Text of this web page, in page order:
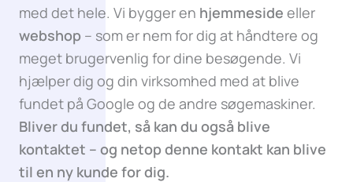
med det hele. Vi bygger en hjemmeside eller
webshop – som er nem for dig at håndtere og
meget brugervenlig for dine besøgende. Vi
hjælper dig og din virksomhed med at blive
fundet på Google og de andre søgemaskiner.
Bliver du fundet, så kan du også blive
kontaktet – og netop denne kontakt kan blive
til en ny kunde for dig.